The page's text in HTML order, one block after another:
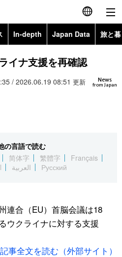
English
简体字
繁體字
العربية
In-depth Japan Data 旅と
Topics
Images
お知らせ
イナ支援を再確認
News
from Japan
/ 2026.06.19 08:51 更新
の言語で読む
简体字 繁體字
Français
العربية Русский
連合（EU）首脳会議は18
ウクライナに対する支援
記事全文を読む（外部サイト）